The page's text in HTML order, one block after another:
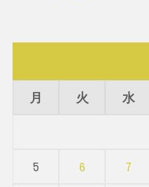
月 火 水
5
6 7